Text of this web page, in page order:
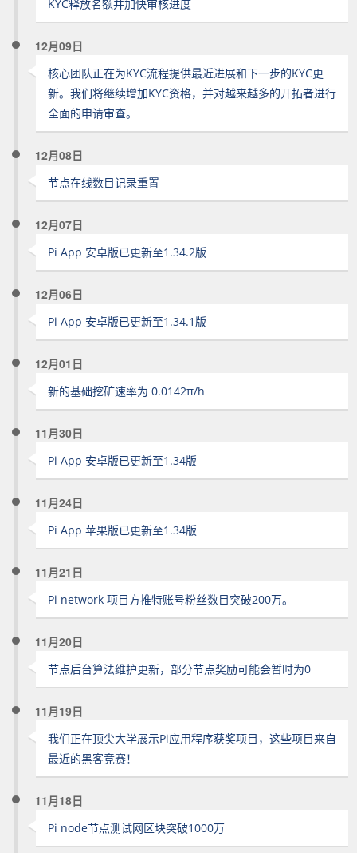
KYC释放名额并加快审核进度
12月09日
核心团队正在为KYC流程提供最近进展和下一步的KYC更
新。我们将继续增加KYC资格，并对越来越多的开拓者进行
全面的申请审查。
12月08日
节点在线数目记录重置
12月07日
Pi App 安卓版已更新至1.34.2版
12月06日
Pi App 安卓版已更新至1.34.1版
12月01日
新的基础挖矿速率为 0.0142π/h
11月30日
Pi App 安卓版已更新至1.34版
11月24日
Pi App 苹果版已更新至1.34版
11月21日
Pi network 项目方推特账号粉丝数目突破200万。
11月20日
节点后台算法维护更新，部分节点奖励可能会暂时为0
11月19日
我们正在顶尖大学展示Pi应用程序获奖项目，这些项目来自
最近的黑客竞赛！
11月18日
Pi node节点测试网区块突破1000万